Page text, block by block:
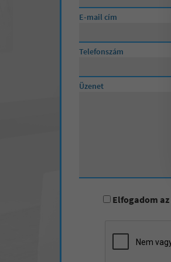
E-mail cím
Telefonszám
Üzenet
Elfogadom az